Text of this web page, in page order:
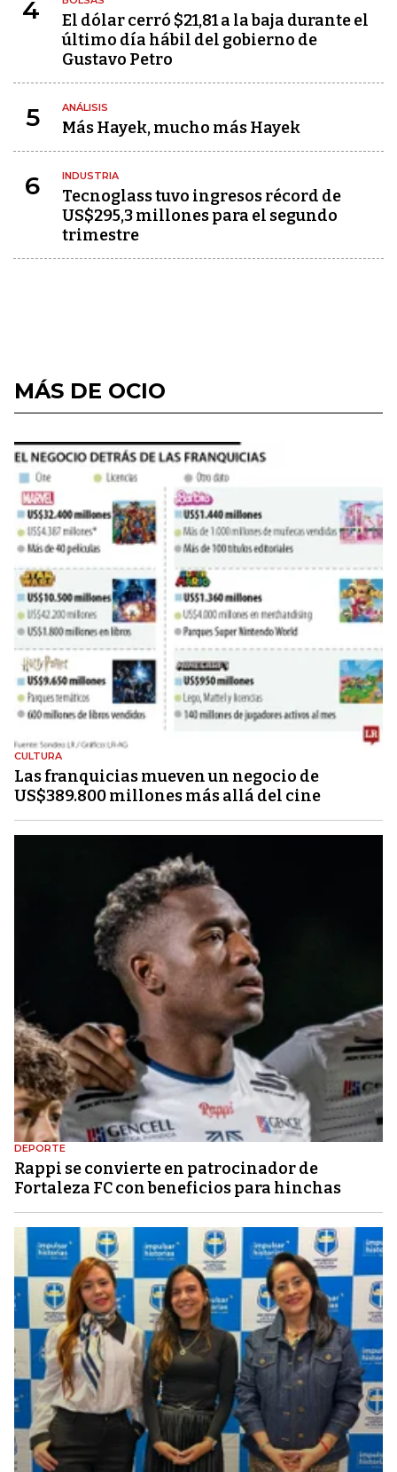
4
El dólar cerró $21,81 a la baja durante el
último día hábil del gobierno de
Gustavo Petro
5 ANÁLISIS
Más Hayek, mucho más Hayek
6 INDUSTRIA
Tecnoglass tuvo ingresos récord de
US$295,3 millones para el segundo
trimestre
MÁS DE OCIO
CULTURA
Las franquicias mueven un negocio de
US$389.800 millones más allá del cine
DEPORTE
Rappi se convierte en patrocinador de
Fortaleza FC con beneficios para hinchas